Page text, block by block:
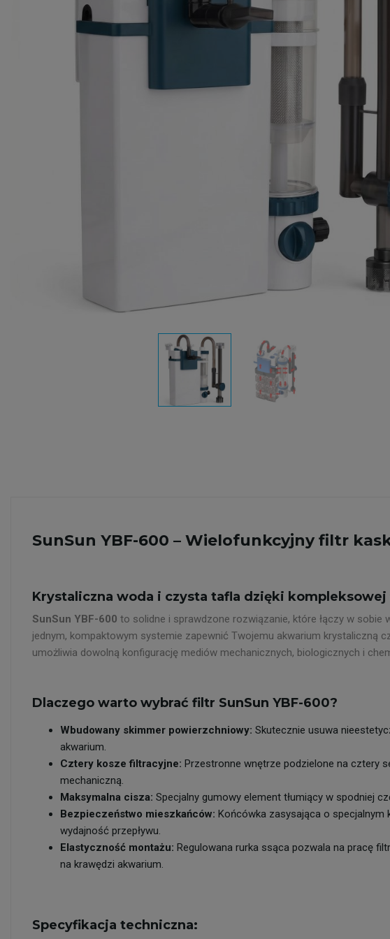
SunSun YBF-600 – Wielofunkcyjny filtr
Krystaliczna woda i czysta tafla dzięki
SunSun YBF-600 to solidne i sprawdzone rozwiązanie, które łączy w
jednym, kompaktowym systemie zapewnić Twojemu akwarium
umożliwia dowolną konfigurację mediów mechanicznych, biologicznych i
Dlaczego warto wybrać filtr SunSun YBF-600?
Wbudowany skimmer powierzchniowy: Skutecznie usuwa
akwarium.
Cztery kosze filtracyjne: Przestronne wnętrze podzielone na cztery
mechaniczną.
Maksymalna cisza: Specjalny gumowy element tłumiący w spodniej
Bezpieczeństwo mieszkańców: Końcówka zasysająca o specjalnym
wydajność przepływu.
Elastyczność montażu: Regulowana rurka ssąca pozwala na pracę
na krawędzi akwarium.
Specyfikacja techniczna: